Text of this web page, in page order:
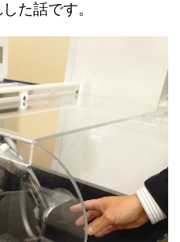
た話です。